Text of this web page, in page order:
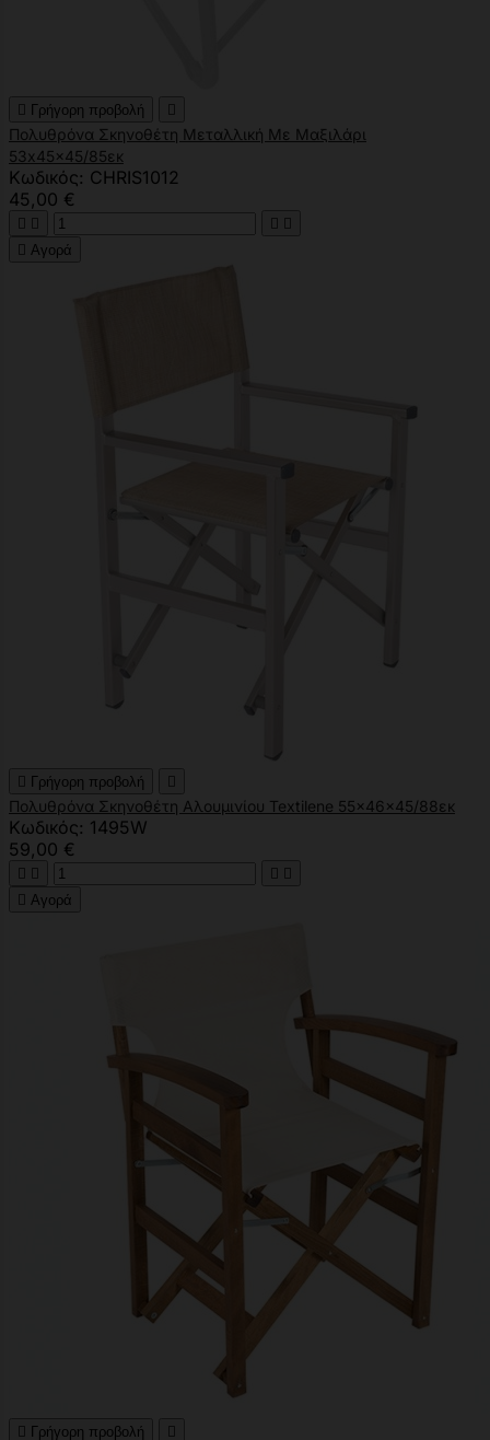
 Γρήγορη προβολή 
Πολυθρόνα Σκηνοθέτη Μεταλλική Με Μαξιλάρι
53x45x45/85εκ
Κωδικός: CHRIS1012
45,00 €
   
 Αγορά
 Γρήγορη προβολή 
Πολυθρόνα Σκηνοθέτη Αλουμινίου Textilene 55x46x45/88εκ
Κωδικός: 1495W
59,00 €
   
 Αγορά
 Γρήγορη προβολή 